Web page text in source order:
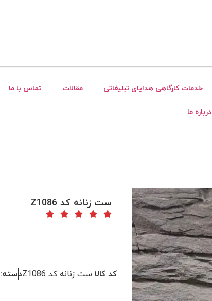
خدمات کارگاهی هدایای تبلیغاتی مقالات
تماس با ما
درباره ما
ست زنانه کد Z1086
کد کالا ست زنانه کد Z1086 دسته: